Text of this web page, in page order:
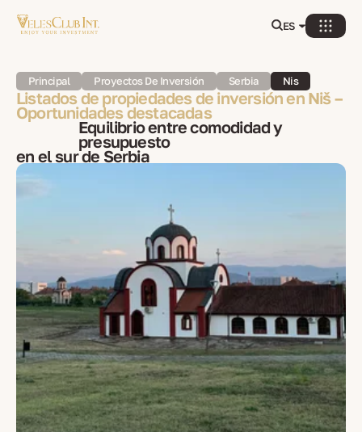
ES
Principal Proyectos De Inversión Serbia Nis
Listados de propiedades de inversión en Niš –
Oportunidades destacadas
Equilibrio entre comodidad y
presupuesto
en el sur de Serbia